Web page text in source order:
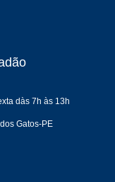
dàs 7h às 13h
Gatos-PE